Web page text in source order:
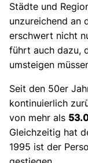
Städte und
unzureichend an
erschwert nicht
führt auch dazu,
umsteigen
Seit den 50er
kontinuierlich
von mehr als
Gleichzeitig hat
1995 ist der